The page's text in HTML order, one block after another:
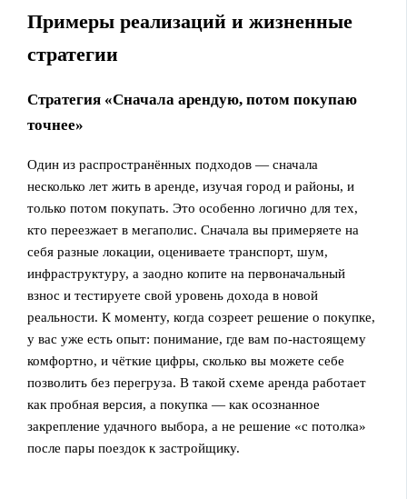
Примеры реализаций и жизненные
стратегии
Стратегия «Сначала арендую, потом покупаю
точнее»
Один из распространённых подходов — сначала
несколько лет жить в аренде, изучая город и районы, и
только потом покупать. Это особенно логично для тех,
кто переезжает в мегаполис. Сначала вы примеряете на
себя разные локации, оцениваете транспорт, шум,
инфраструктуру, а заодно копите на первоначальный
взнос и тестируете свой уровень дохода в новой
реальности. К моменту, когда созреет решение о покупке,
у вас уже есть опыт: понимание, где вам по‑настоящему
комфортно, и чёткие цифры, сколько вы можете себе
позволить без перегруза. В такой схеме аренда работает
как пробная версия, а покупка — как осознанное
закрепление удачного выбора, а не решение «с потолка»
после пары поездок к застройщику.